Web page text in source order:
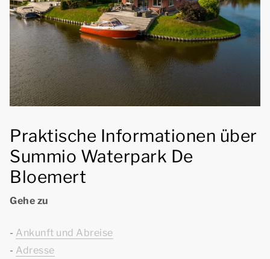
Praktische Informationen über
Summio Waterpark De
Bloemert
Gehe zu
- Ankunft und Abreise
- Adresse